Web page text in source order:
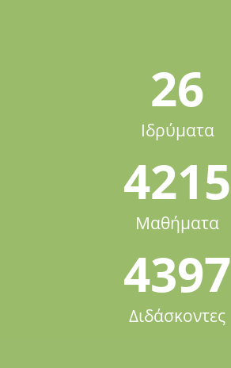
26
Ιδρύματα
4215
Μαθήματα
4397
Διδάσκοντες